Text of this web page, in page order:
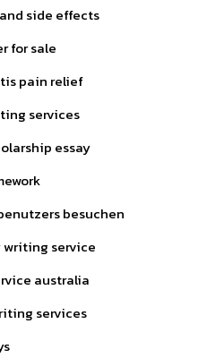
side effects
for sale
pain relief
services
essay
besuchen
writing service
australia
services